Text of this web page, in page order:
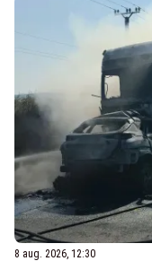
8 aug. 2026, 12:30